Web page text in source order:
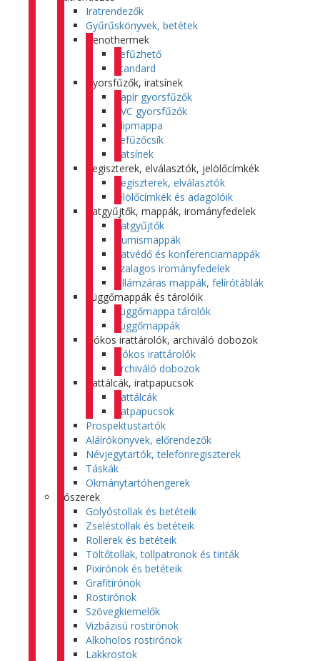
Iratrendezők
Gyűrűskönyvek, betétek
Genothermek
Lefűzhető
Standard
Gyorsfűzők, iratsínek
Papír gyorsfűzők
PVC gyorsfűzők
Klipmappa
Lefűzőcsík
Iratsínek
Regiszterek, elválasztók, jelölőcímkék
Regiszterek, elválasztók
Jelölőcímkék és adagolóik
Iratgyűjtők, mappák, irományfedelek
Iratgyűjtők
Gumismappák
Iratvédő és konferenciamappák
Szalagos irományfedelek
Villámzáras mappák, felírótáblák
Függőmappák és tárolóik
Függőmappa tárolók
Függőmappák
Fiókos irattárolók, archiváló dobozok
Fiókos irattárolók
Archiváló dobozok
Irattálcák, iratpapucsok
Irattálcák
Iratpapucsok
Prospektustartók
Aláírókönyvek, előrendezők
Névjegytartók, telefonregiszterek
Táskák
Okmánytartóhengerek
Írószerek
Golyóstollak és betéteik
Zseléstollak és betéteik
Rollerek és betéteik
Töltőtollak, tollpatronok és tinták
Pixirónok és betéteik
Grafitirónok
Rostirónok
Szövegkiemelők
Vizbázisú rostirónok
Alkoholos rostirónok
Lakkrostok